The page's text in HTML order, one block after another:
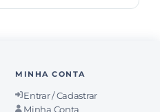
MINHA CONTA
Entrar / Cadastrar
Minha Conta